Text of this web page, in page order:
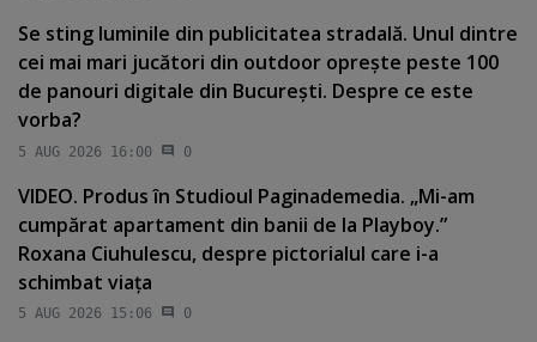
Se sting luminile din publicitatea stradală. Unul dintre
cei mai mari jucători din outdoor opreşte peste 100
de panouri digitale din Bucureşti. Despre ce este
vorba?
5 AUG 2026 16:00 0
VIDEO. Produs în Studioul Paginademedia. „Mi-am
cumpărat apartament din banii de la Playboy.”
Roxana Ciuhulescu, despre pictorialul care i-a
schimbat viaţa
5 AUG 2026 15:06 0